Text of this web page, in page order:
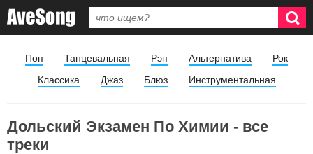
Поп Танцевальная Рэп Альтернатива
Рок
Классика
Джаз Блюз Инструментальная
Дольский Экзамен По Химии - все
треки